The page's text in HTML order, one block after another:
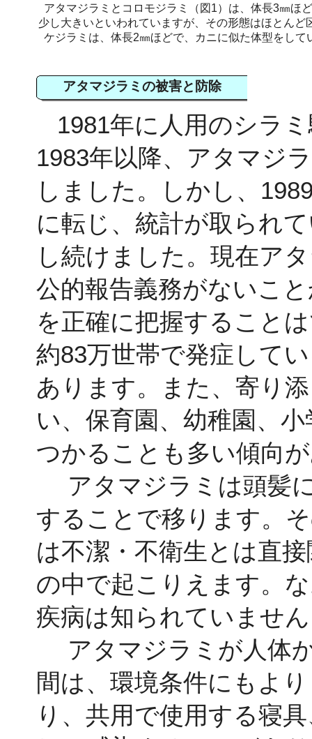
アタマジラミとコロモジラミ（図1）は、体長3㎜ほ
少し大きいといわれていますが、その形態はほとんど
ケジラミは、体長2㎜ほどで、カニに似た体型をして
アタマジラミの被害と防除
1981年に人用のシラ
1983年以降、アタマジ
しました。しかし、
に転じ、統計が取られ
し続けました。現在ア
公的報告義務がないこ
を正確に把握すること
約83万世帯で発症して
あります。また、寄り
い、保育園、幼稚園、
つかることも多い傾向
アタマジラミは頭髪
することで移ります。
は不潔・不衛生とは直
の中で起こりえます。
疾病は知られていませ
アタマジラミが人体
間は、環境条件にもよ
り、共用で使用する寝